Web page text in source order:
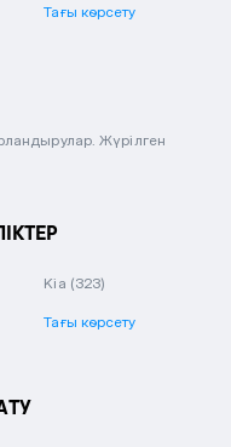
Тағы көрсету
Жүрілген
Kia (323)
Тағы көрсету